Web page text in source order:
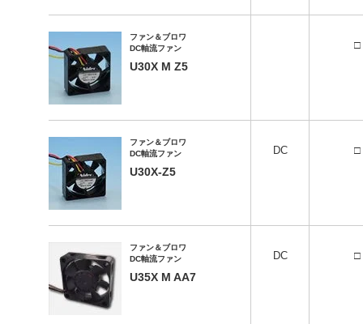
ファン＆ブロワ
DC軸流ファン
U30X M Z5
□
ファン＆ブロワ
DC軸流ファン
U30X-Z5
DC □
ファン＆ブロワ
DC軸流ファン
U35X M AA7
DC □